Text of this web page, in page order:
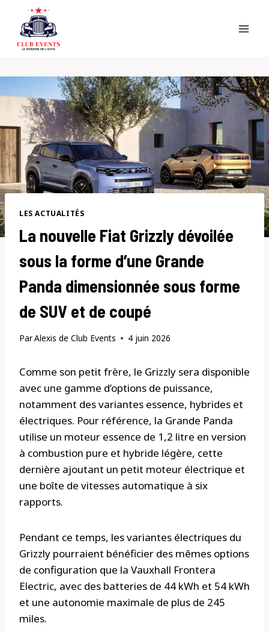
content
LES ACTUALITÉS
La nouvelle Fiat Grizzly dévoilée
sous la forme d’une Grande
Panda dimensionnée sous forme
de SUV et de coupé
ParAlexis de Club Events 4 juin 2026
Comme son petit frère, le Grizzly sera disponible
avec une gamme d’options de puissance,
notamment des variantes essence, hybrides et
électriques. Pour référence, la Grande Panda
utilise un moteur essence de 1,2 litre en version
à combustion pure et hybride légère, cette
dernière ajoutant un petit moteur électrique et
une boîte de vitesses automatique à six
rapports.
Pendant ce temps, les variantes électriques du
Grizzly pourraient bénéficier des mêmes options
de configuration que la Vauxhall Frontera
Electric, avec des batteries de 44 kWh et 54 kWh
et une autonomie maximale de plus de 245
miles.